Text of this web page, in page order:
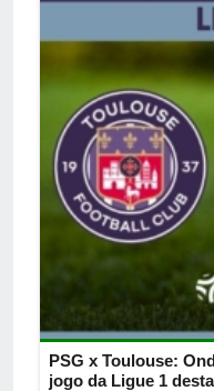
PSG x Toulouse:
jogo da Ligue 1